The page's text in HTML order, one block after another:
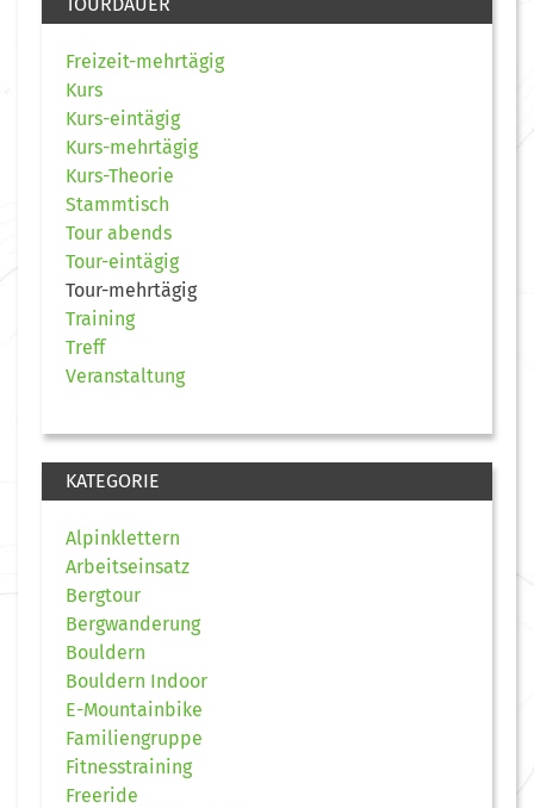
Freizeit-mehrtägig
Kurs
Kurs-eintägig
Kurs-mehrtägig
Kurs-Theorie
Stammtisch
Tour abends
Tour-eintägig
Tour-mehrtägig
Training
Treff
Veranstaltung
KATEGORIE
Alpinklettern
Arbeitseinsatz
Bergtour
Bergwanderung
Bouldern
Bouldern Indoor
E-Mountainbike
Familiengruppe
Fitnesstraining
Freeride